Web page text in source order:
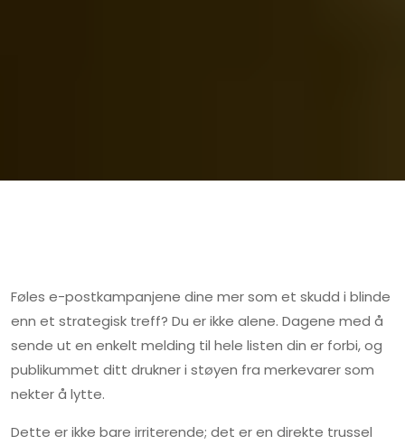
Føles e-postkampanjene dine mer som et skudd i blinde
enn et strategisk treff? Du er ikke alene. Dagene med å
sende ut en enkelt melding til hele listen din er forbi, og
publikummet ditt drukner i støyen fra merkevarer som
nekter å lytte.
Dette er ikke bare irriterende; det er en direkte trussel